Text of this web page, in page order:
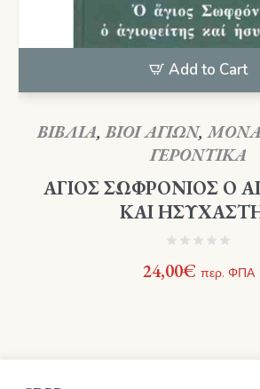
Add to Cart
ΒΙΒΛΙΑ,ΒΙΟΙ ΑΓΙΩΝ,
ΓΕΡΟΝΤΙΚΑ
ΑΓΙΟΣ ΣΩΦΡΟΝΙΟΣ Ο
ΚΑΙ
24,00€ περ. ΦΠΑ